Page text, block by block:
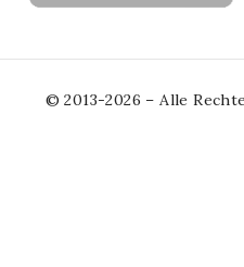
© 2013-2026 – Alle